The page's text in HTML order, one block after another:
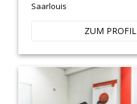
Saarlouis
ZUM PROFIL